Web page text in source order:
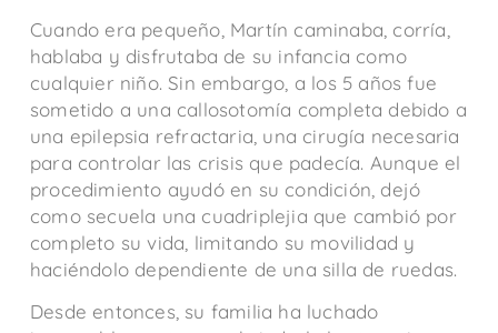
Cuando era pequeño, Martín caminaba, corría,
hablaba y disfrutaba de su infancia como
cualquier niño. Sin embargo, a los 5 años fue
sometido a una callosotomía completa debido a
una epilepsia refractaria, una cirugía necesaria
para controlar las crisis que padecía. Aunque el
procedimiento ayudó en su condición, dejó
como secuela una cuadriplejia que cambió por
completo su vida, limitando su movilidad y
haciéndolo dependiente de una silla de ruedas.
Desde entonces, su familia ha luchado